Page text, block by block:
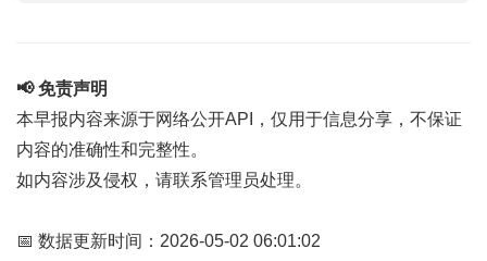
📢 免责声明
本早报内容来源于网络公开API，仅用于信息分享，不保证
内容的准确性和完整性。
如内容涉及侵权，请联系管理员处理。
📅 数据更新时间：2026-05-02 06:01:02